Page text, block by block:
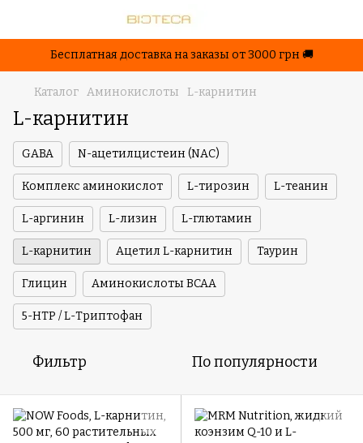
Бесплатная доставка на заказы от 3000 грн 🚚
Каталог Аминокислоты L-карнитин
L-карнитин
GABA N-ацетилцистеин (NAC)
Комплекс аминокислот L-тирозин L-теанин
L-аргинин L-лизин L-глютамин
L-карнитин Ацетил L-карнитин Таурин
Глицин Аминокислоты BCAA
5-HTP / L-Триптофан
Фильтр По популярности